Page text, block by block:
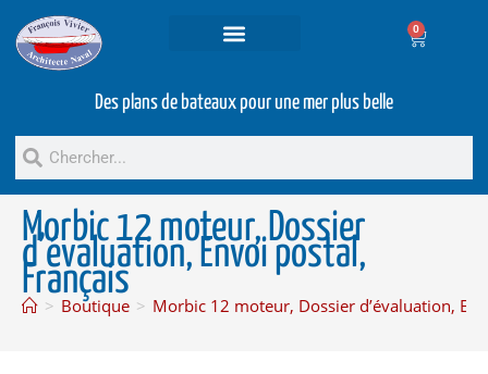
0
Des plans de bateaux pour une mer plus belle
Morbic 12 moteur, Dossier
d’évaluation, Envoi postal,
Français
> Boutique > Morbic 12 moteur, Dossier d’évaluation,